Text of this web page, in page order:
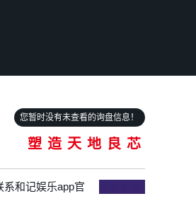
塑造天地良芯
您暂时没有未查看的询盘信息！
系和记娱乐app官